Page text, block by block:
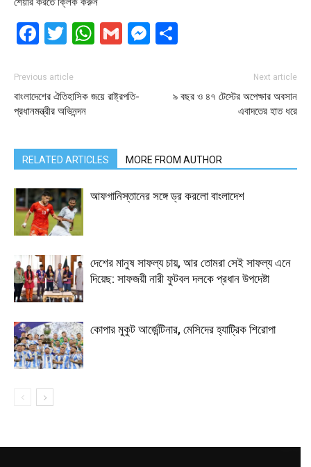
Facebook
Twitter
WhatsApp
GmailMessenger
Previous article
বাংলাদেশের ঐতিহাসিক জয়ে রাষ্ট্রপতি-
প্রধানমন্ত্রীর অভিনন্দন
Next article
৯ বছর ও ৪৭ টেস্টের অপেক্ষার অবসান
এবাদতের হাত ধরে
RELATED ARTICLES MORE FROM AUTHOR
আফগানিস্তানের সঙ্গে ড্র করলো বাংলাদেশ
দেশের মানুষ সাফল্য চায়, আর তোমরা সেই সাফল্য এনে
দিয়েছ: সাফজয়ী নারী ফুটবল দলকে প্রধান উপদেষ্টা
কোপার মুকুট আর্জেন্টিনার, মেসিদের হ্যাট্রিক শিরোপা